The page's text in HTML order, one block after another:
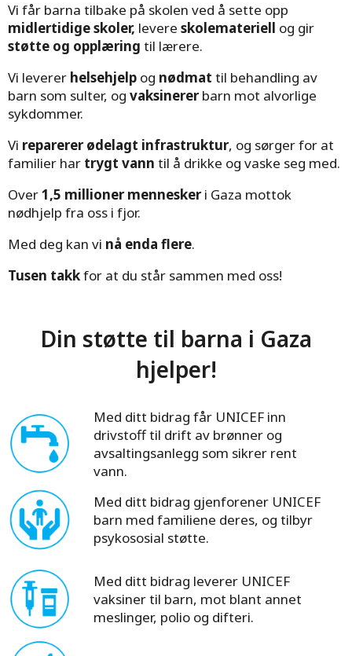
Vi får barna tilbake på skolen ved å sette opp
midlertidige skoler, levere skolemateriell og gir
støtte og opplæring til lærere.
Vi leverer helsehjelp og nødmat til behandling av
barn som sulter, og vaksinererbarn mot alvorlige
sykdommer.
Vi reparerer ødelagt infrastruktur, og sørger for at
familier har trygt vann til å drikke og vaske seg med.
Over1,5 millioner menneskeri Gaza mottok
nødhjelp fra oss i fjor.
Med deg kan vi nå enda flere.
Tusen takkfor at du står sammen med oss!
Din støtte til barna i Gaza
hjelper!
Med ditt bidrag får UNICEF inn
drivstoff til drift av brønner og
avsaltingsanlegg som sikrer rent
vann.
Med ditt bidrag gjenforener UNICEF
barn med familiene deres, og tilbyr
psykososial støtte.
Med ditt bidrag leverer UNICEF
vaksiner til barn, mot blant annet
meslinger, polio og difteri.